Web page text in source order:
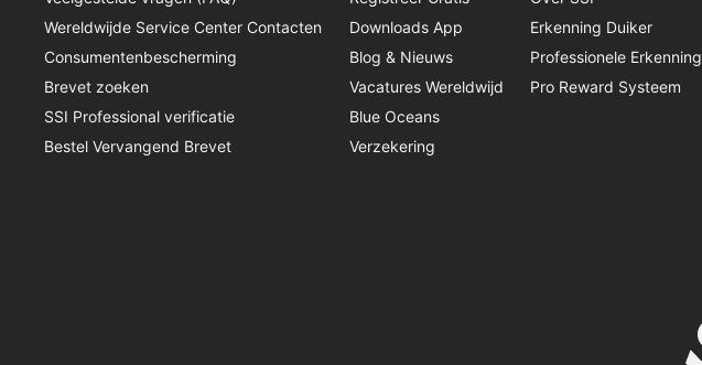
Wereldwijde Service Center Contacten
Consumentenbescherming
Brevet zoeken
SSI Professional verificatie
Bestel Vervangend Brevet
Downloads App
Blog & Nieuws
Vacatures Wereldwijd
Blue Oceans
Verzekering
Erkenning Duiker
Professionele Erkenning
Pro Reward Systeem